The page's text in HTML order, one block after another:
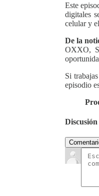
Este
digitales
celular y
De la
OXXO,
Si
episodio
Discusión